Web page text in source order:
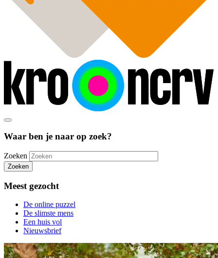
Waar ben je naar op zoek?
Zoeken
Zoeken
Meest gezocht
De online puzzel
De slimste mens
Een huis vol
Nieuwsbrief